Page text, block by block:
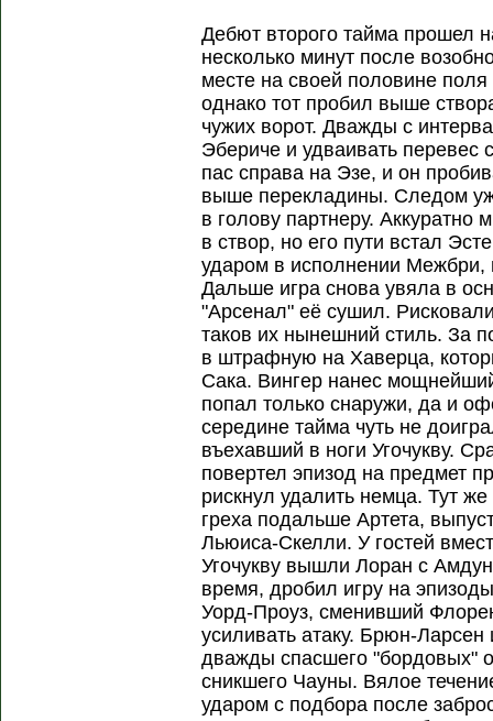
Дебют второго тайма прошел
несколько минут после
месте на своей половине
однако тот пробил выше
чужих ворот. Дважды с
Эбериче и удваивать
пас справа на Эзе, и он
выше перекладины. Следом
в голову партнеру.
в створ, но его пути встал
ударом в исполнении
Дальше игра снова увяла в
"Арсенал" её сушил.
таков их нынешний стиль. За
в штрафную на Хаверца,
Сака. Вингер нанес
попал только снаружи, да и
середине тайма чуть не
въехавший в ноги Угочукву.
повертел эпизод на предмет
рискнул удалить немца. Тут
греха подальше Артета,
Льюиса-Скелли. У гостей
Угочукву вышли Лоран с
время, дробил игру на
Уорд-Проуз, сменивший
усиливать атаку. Брюн-
дважды спасшего "бордовых"
сникшего Чауны. Вялое
ударом с подбора после